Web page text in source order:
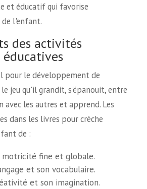
et éducatif qui favorise
l'enfant.
des activités
pour le développement de
jeu qu'il grandit, s'épanouit, entre
avec les autres et apprend. Les
dans les livres pour crèche
de :
motricité fine et globale.
et son vocabulaire.
et son imagination.